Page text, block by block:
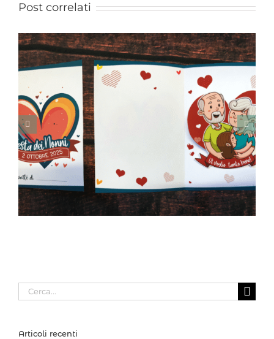
Post correlati
Cerca
Articoli recenti